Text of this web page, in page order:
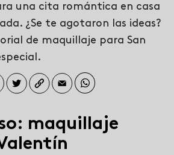
una cita romántica en casa
¿Se te agotaron las ideas?
de maquillaje para San
maquillaje